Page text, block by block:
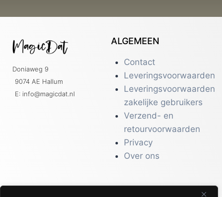
Doniaweg 9
9074 AE Hallum
E: info@magicdat.nl
ALGEMEEN
Contact
Leveringsvoorwaarden
Leveringsvoorwaarden
zakelijke gebruikers
Verzend- en
retourvoorwaarden
Privacy
Over ons